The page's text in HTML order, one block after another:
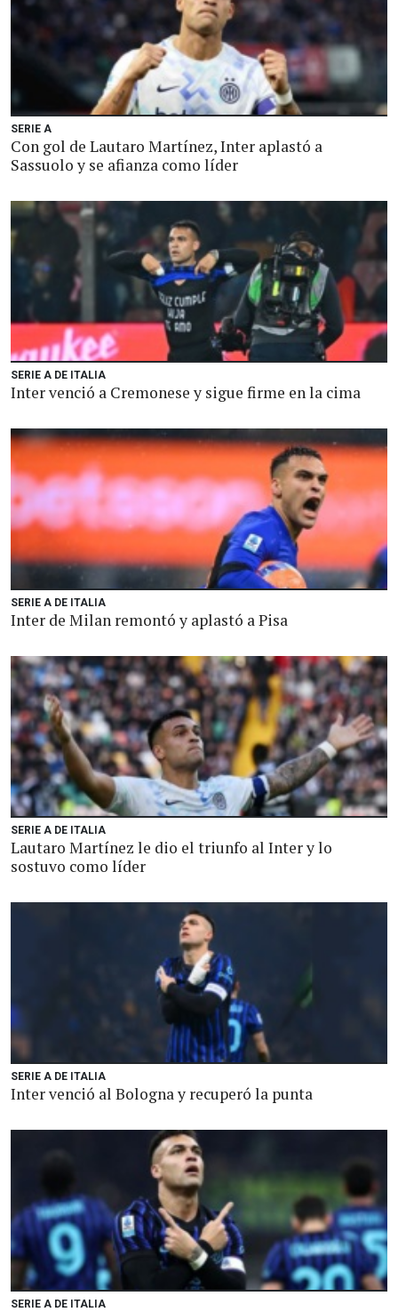
SERIE A
Con gol de Lautaro Martínez, Inter aplastó a
Sassuolo y se afianza como líder
SERIE A DE ITALIA
Inter venció a Cremonese y sigue firme en la cima
SERIE A DE ITALIA
Inter de Milan remontó y aplastó a Pisa
SERIE A DE ITALIA
Lautaro Martínez le dio el triunfo al Inter y lo
sostuvo como líder
SERIE A DE ITALIA
Inter venció al Bologna y recuperó la punta
SERIE A DE ITALIA